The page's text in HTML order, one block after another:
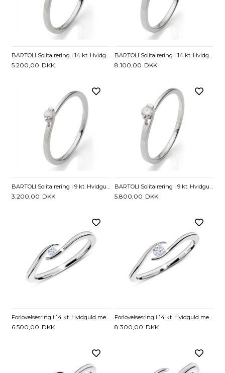
BARTOLI Solitairering i 14 kt. Hvidguld med Diamant - 0,05 ct.
5.200,00 DKK
BARTOLI Solitairering i 14 kt. Hvidguld med Diamant - 0,10 ct.
8.100,00 DKK
3.200,00 DKK 5.800,00 DKK
Forlovelsesring i 14 kt. Hvidguld med Diamant - 0,05 ct.
6.500,00 DKK
Forlovelsesring i 14 kt. Hvidguld med Diamant - 0,10 ct.
8.300,00 DKK